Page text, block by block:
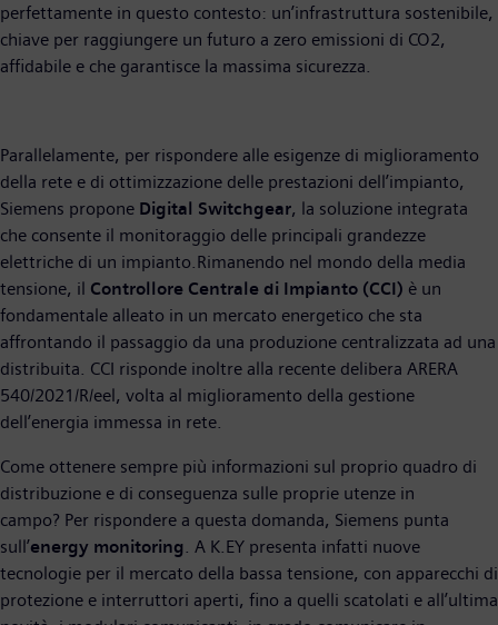
perfettamente in questo contesto: un’infrastruttura sostenibile,
chiave per raggiungere un futuro a zero emissioni di CO2,
affidabile e che garantisce la massima sicurezza.
Parallelamente, per rispondere alle esigenze di miglioramento
della rete e di ottimizzazione delle prestazioni dell’impianto,
Siemens propone Digital Switchgear, la soluzione integrata
che consente il monitoraggio delle principali grandezze
elettriche di un impianto.Rimanendo nel mondo della media
tensione, il Controllore Centrale di Impianto (CCI) è un
fondamentale alleato in un mercato energetico che sta
affrontando il passaggio da una produzione centralizzata ad una
distribuita. CCI risponde inoltre alla recente delibera ARERA
540/2021/R/eel, volta al miglioramento della gestione
dell’energia immessa in rete.
Come ottenere sempre più informazioni sul proprio quadro di
distribuzione e di conseguenza sulle proprie utenze in
campo? Per rispondere a questa domanda, Siemens punta
sull’energy monitoring . A K.EY presenta infatti nuove
tecnologie per il mercato della bassa tensione, con apparecchi di
protezione e interruttori aperti, fino a quelli scatolati e all’ultima